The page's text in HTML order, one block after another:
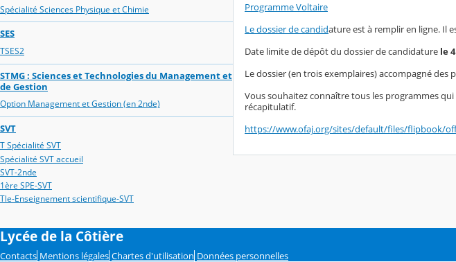
Spécialité Sciences Physique et Chimie
SES
TSES2
STMG : Sciences et Technologies du Management et
de Gestion
Option Management et Gestion (en 2nde)
SVT
T Spécialité SVT
Spécialité SVT accueil
SVT-2nde
1ère SPE-SVT
Tle-Enseignement scientifique-SVT
Programme Voltaire
Le dossier de candidature est à remplir en ligne. Il
Date limite de dépôt du dossier de candidature le
Le dossier (en trois exemplaires) accompagné
Vous souhaitez connaître tous les programmes
récapitulatif.
https://www.ofaj.org/sites/default/files/flipbook/
Lycée de la Côtière
Contacts Mentions légales Chartes d'utilisation Données personnelles